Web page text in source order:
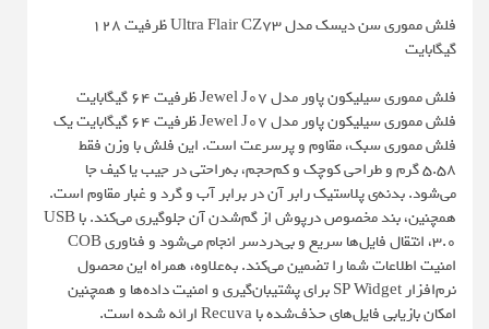
فلش مموری سن دیسک مدل Ultra Flair CZ73 ظرفیت 128
گیگابایت
فلش مموری سیلیکون پاور مدل Jewel J07 ظرفیت 64 گیگابایت
فلش مموری سیلیکون پاور مدل Jewel J07 ظرفیت 64 گیگابایت یک
فلش مموری سبک، مقاوم و پرسرعت است. این فلش با وزن فقط
5.58 گرم و طراحی کوچک و کم‌حجم، به‌راحتی در جیب یا کیف جا
می‌شود. بدنه‌ی پلاستیک رابر آن در برابر آب و گرد و غبار مقاوم است.
همچنین، بند مخصوص درپوش از گم‌شدن آن جلوگیری می‌کند. با USB
3.0، انتقال فایل‌ها سریع و بی‌دردسر انجام می‌شود و فناوری COB
امنیت اطلاعات شما را تضمین می‌کند. به‌علاوه، همراه این محصول
نرم‌افزار SP Widget برای پشتیبان‌گیری و امنیت داده‌ها و همچنین
امکان بازیابی فایل‌های حذف‌شده با Recuva ارائه شده است.